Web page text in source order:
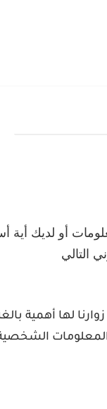
أو لديك
التالي
لها أهمية